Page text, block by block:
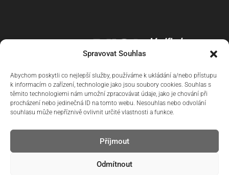
Spravovat Souhlas
Abychom poskytli co nejlepší služby, používáme k ukládání a/nebo přístupu
k informacím o zařízení, technologie jako jsou soubory cookies. Souhlas s
těmito technologiemi nám umožní zpracovávat údaje, jako je chování při
procházení nebo jedinečná ID na tomto webu. Nesouhlas nebo odvolání
souhlasu může nepříznivě ovlivnit určité vlastnosti a funkce.
Příjmout
Odmítnout
Doprava Reklamační řád
Obchodní podmínky
Ochrana osobních údajů
Zásady cookies (EU)